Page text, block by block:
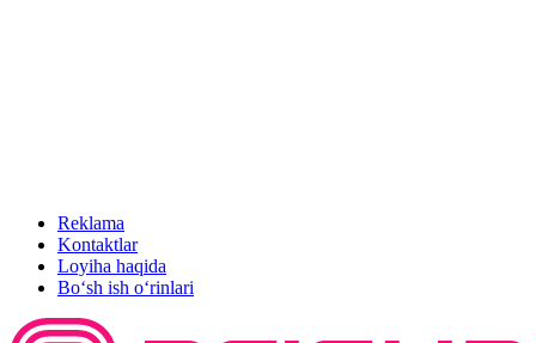
Reklama
Kontaktlar
Loyiha haqida
Bo‘sh ish o‘rinlari